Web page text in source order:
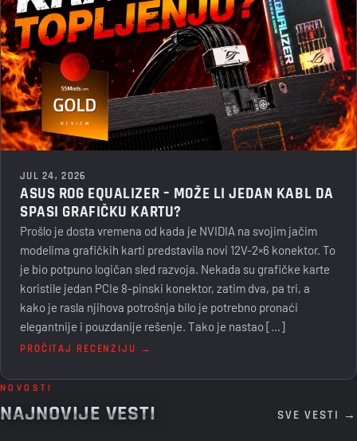
JUL 24, 2026
ASUS ROG EQUALIZER – MOŽE LI JEDAN KABL DA
SPASI GRAFIČKU KARTU?
Prošlo je dosta vremena od kada je NVIDIA na svojim jačim
modelima grafičkih karti predstavila novi 12V-2×6 konektor. To
je bio potpuno logičan sled razvoja. Nekada su grafičke karte
koristile jedan PCIe 8-pinski konektor, zatim dva, pa tri, a
kako je rasla njihova potrošnja bilo je potrebno pronaći
elegantnije i pouzdanije rešenje. Tako je nastao […]
PROČITAJ RECENZIJU →
NOVOSTI
NAJNOVIJE VESTI SVE VESTI →